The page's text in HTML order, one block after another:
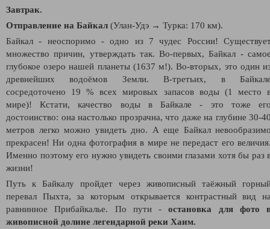
Завтрак.
Отправление на Байкал (Улан-Удэ → Турка: 170 км).
Байкал - неоспоримо - одно из 7 чудес России!
множество причин, утверждать так. Во-первых, Байкал -
глубокое озеро нашей планеты (1637 м!). Во-вторых, это один
древнейших водоёмов Земли. В-третьих, в
сосредоточено 19 % всех мировых запасов воды (1 место
мире)! Кстати, качество воды в Байкале - это тоже
достоинство: она настолько прозрачна, что даже на глубине 30-
метров легко можно увидеть дно. А еще Байкал
прекрасен! Ни одна фотография в мире не передаст его
Именно поэтому его нужно увидеть своими глазами хотя бы раз
жизни!
Путь к Байкалу пройдет через живописный таёжный
перевал Пыхта, за которым открывается контрастный вид
равнинное Прибайкалье. По пути -остановка для фото
живописной долине легендарной реки Хаим.